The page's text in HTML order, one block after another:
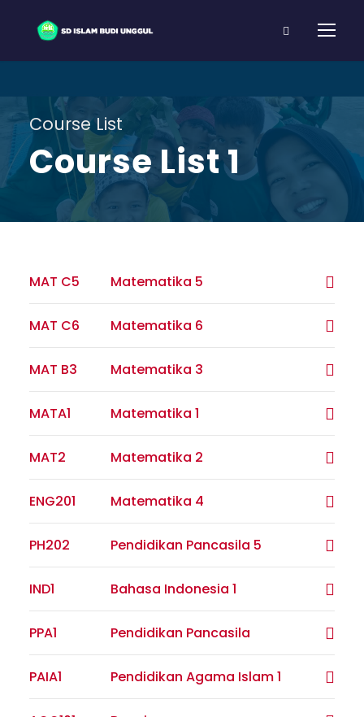
Course List
Course List 1
MAT C5 Matematika 5
MAT C6 Matematika 6
MAT B3 Matematika 3
MATA1 Matematika 1
MAT2 Matematika 2
ENG201 Matematika 4
PH202 Pendidikan Pancasila 5
IND1 Bahasa Indonesia 1
PPA1 Pendidikan Pancasila
PAIA1 Pendidikan Agama Islam 1